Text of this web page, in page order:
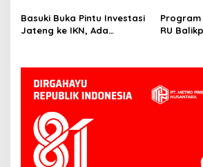
Award 2026
Dikawal
Basuki Buka Pintu Investasi
Jateng ke IKN, Ada
Program
RU